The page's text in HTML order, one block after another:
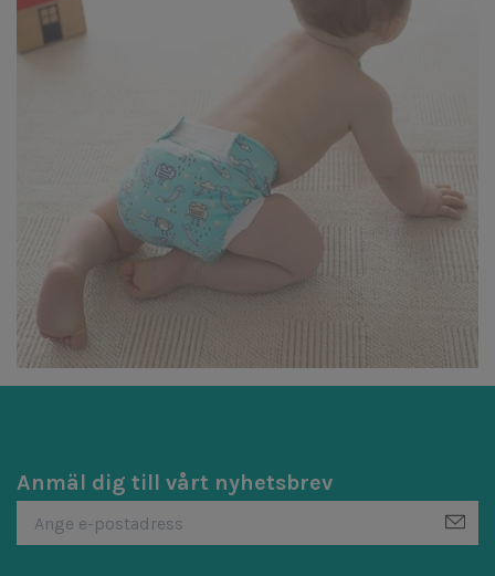
Anmäl dig till vårt nyhetsbrev